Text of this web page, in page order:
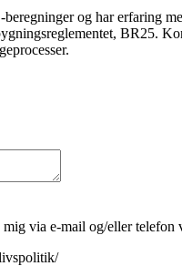
og har erfaring
BR25.
mig via e-mail og/eller